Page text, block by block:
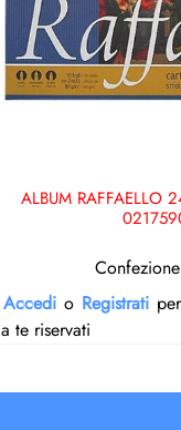
ALBUM RAFFAELLO
Accedi o Registrati
a te riservati